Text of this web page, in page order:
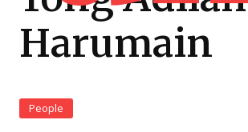
Harumain
People